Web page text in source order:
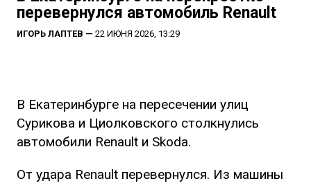
перевернулся автомобиль Renault
ИГОРЬ ЛАПТЕВ — 22 ИЮНЯ 2026, 13:29
В Екатеринбурге на пересечении улиц
Сурикова и Циолковского столкнулись
автомобили Renault и Skoda.
От удара Renault перевернулся. Из машины